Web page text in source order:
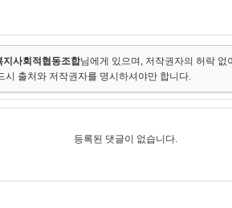
지사회적협동조합님에게 있으며, 저작권자의 허락
시 출처와 저작권자를 명시하셔야만 합니다.
등록된 댓글이 없습니다.